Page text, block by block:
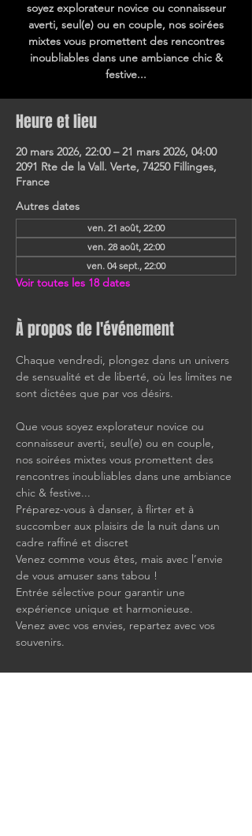
soyez explorateur novice ou connaisseur
averti, seul(e) ou en couple, nos soirées
mixtes vous promettent des rencontres
inoubliables dans une ambiance chic &
festive...
Heure et lieu
20 mars 2026, 22:00 – 21 mars 2026, 04:00
2091 Rte de la Vall. Verte, 74250 Fillinges,
France
Autres dates
ven. 21 août, 22:00
ven. 28 août, 22:00
ven. 04 sept., 22:00
Voir toutes les 18 dates
À propos de l'événement
Chaque vendredi, plongez dans un univers
de sensualité et de liberté, où les limites ne
sont dictées que par vos désirs.
Que vous soyez explorateur novice ou
connaisseur averti, seul(e) ou en couple,
nos soirées mixtes vous promettent des
rencontres inoubliables dans une ambiance
chic & festive...
Préparez-vous à danser, à flirter et à
succomber aux plaisirs de la nuit dans un
cadre raffiné et discret
Venez comme vous êtes, mais avec l’envie
de vous amuser sans tabou !
Entrée sélective pour garantir une
expérience unique et harmonieuse.
Venez avec vos envies, repartez avec vos
souvenirs.